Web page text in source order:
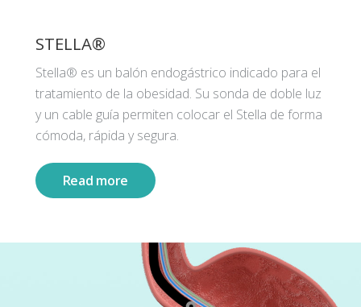
STELLA®
Stella® es un balón endogástrico indicado para el
tratamiento de la obesidad. Su sonda de doble luz
y un cable guía permiten colocar el Stella de forma
cómoda, rápida y segura.
Read more